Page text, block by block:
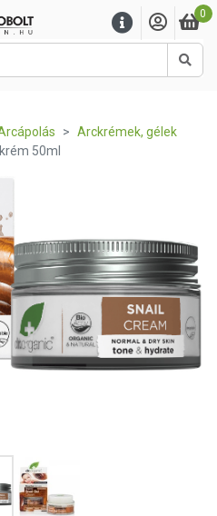
0
Arckrémek, gélek
50ml